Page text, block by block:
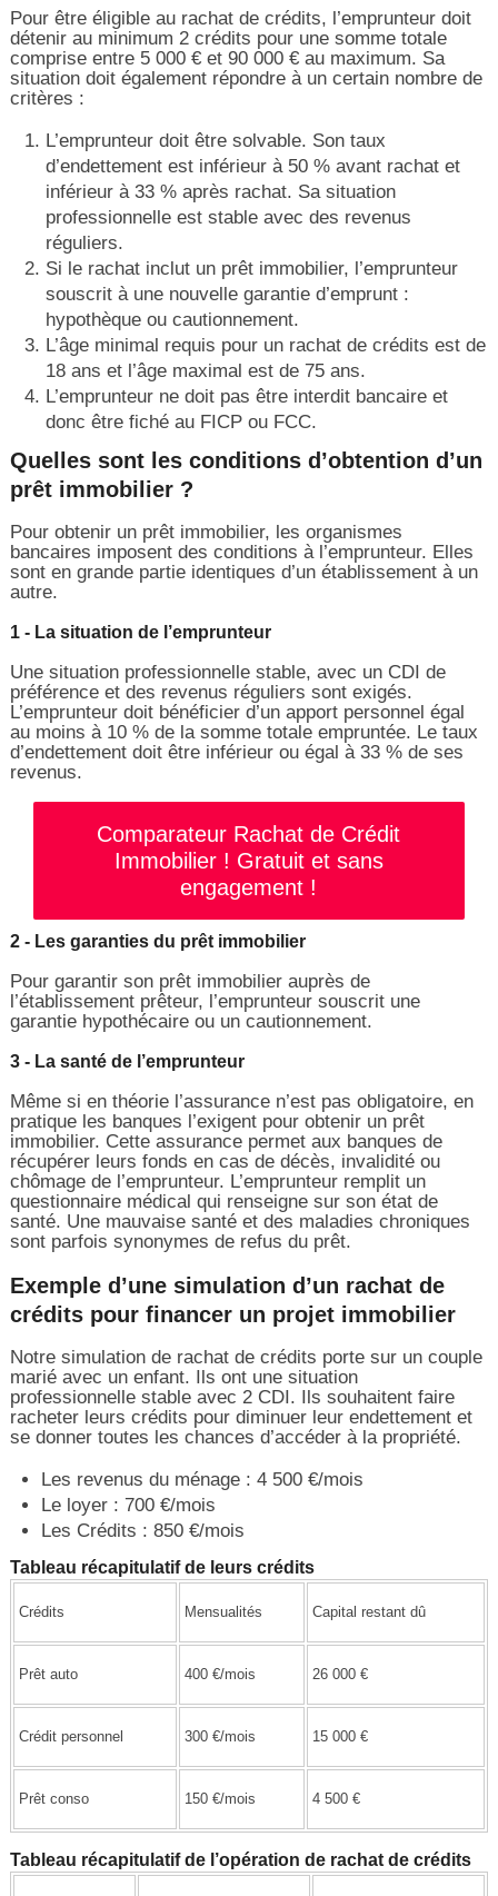
Pour être éligible au rachat de crédits, l’emprunteur doit
détenir au minimum 2 crédits pour une somme totale
comprise entre 5 000 € et 90 000 € au maximum. Sa
situation doit également répondre à un certain nombre de
critères :
L’emprunteur doit être solvable. Son taux
d’endettement est inférieur à 50 % avant rachat et
inférieur à 33 % après rachat. Sa situation
professionnelle est stable avec des revenus
réguliers.
Si le rachat inclut un prêt immobilier, l’emprunteur
souscrit à une nouvelle garantie d’emprunt :
hypothèque ou cautionnement.
L’âge minimal requis pour un rachat de crédits est de
18 ans et l’âge maximal est de 75 ans.
L’emprunteur ne doit pas être interdit bancaire et
donc être fiché au FICP ou FCC.
Quelles sont les conditions d’obtention d’un
prêt immobilier ?
Pour obtenir un prêt immobilier, les organismes
bancaires imposent des conditions à l’emprunteur. Elles
sont en grande partie identiques d’un établissement à un
autre.
1 - La situation de l’emprunteur
Une situation professionnelle stable, avec un CDI de
préférence et des revenus réguliers sont exigés.
L’emprunteur doit bénéficier d’un apport personnel égal
au moins à 10 % de la somme totale empruntée. Le taux
d’endettement doit être inférieur ou égal à 33 % de ses
revenus.
Comparateur Rachat de Crédit
Immobilier ! Gratuit et sans
engagement !
2 - Les garanties du prêt immobilier
Pour garantir son prêt immobilier auprès de
l’établissement prêteur, l’emprunteur souscrit une
garantie hypothécaire ou un cautionnement.
3 - La santé de l’emprunteur
Même si en théorie l’assurance n’est pas obligatoire, en
pratique les banques l’exigent pour obtenir un prêt
immobilier. Cette assurance permet aux banques de
récupérer leurs fonds en cas de décès, invalidité ou
chômage de l’emprunteur. L’emprunteur remplit un
questionnaire médical qui renseigne sur son état de
santé. Une mauvaise santé et des maladies chroniques
sont parfois synonymes de refus du prêt.
Exemple d’une simulation d’un rachat de
crédits pour financer un projet immobilier
Notre simulation de rachat de crédits porte sur un couple
marié avec un enfant. Ils ont une situation
professionnelle stable avec 2 CDI. Ils souhaitent faire
racheter leurs crédits pour diminuer leur endettement et
se donner toutes les chances d’accéder à la propriété.
Les revenus du ménage : 4 500 €/mois
Le loyer : 700 €/mois
Les Crédits : 850 €/mois
Tableau récapitulatif de leurs crédits
Crédits Mensualités Capital restant dû
Prêt auto 400 €/mois 26 000 €
Crédit personnel 300 €/mois 15 000 €
Prêt conso 150 €/mois 4 500 €
Tableau récapitulatif de l’opération de rachat de crédits